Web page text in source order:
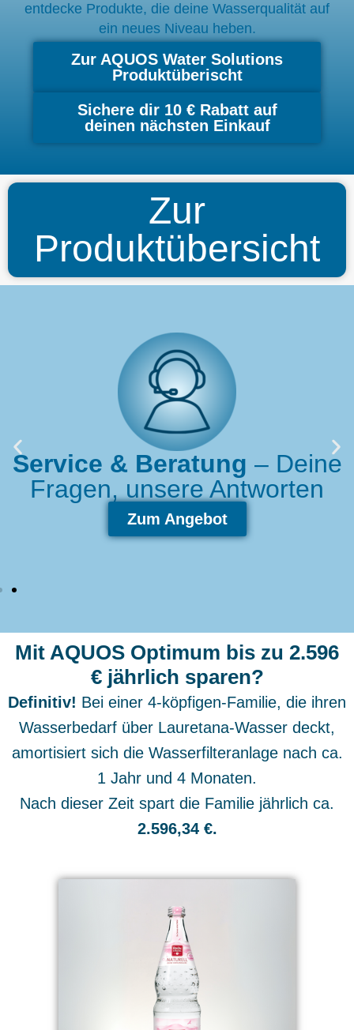
entdecke Produkte, die deine Wasserqualität auf
ein neues Niveau heben.
Zur AQUOS Water Solutions
Produktüberischt
Sichere dir 10 € Rabatt auf
deinen nächsten Einkauf
Zur
Produktübersicht
Bares Geld sparen–
So schnell amortisiert sich ein
Wasserfilter
Berechnung ansehen
Mit AQUOS Optimum bis zu 2.596
€ jährlich sparen?
Definitiv! Bei einer 4-köpfigen-Familie, die ihren
Wasserbedarf über Lauretana-Wasser deckt,
amortisiert sich die Wasserfilteranlage nach ca.
1 Jahr und 4 Monaten.
Nach dieser Zeit spart die Familie jährlich ca.
2.596,34 €.